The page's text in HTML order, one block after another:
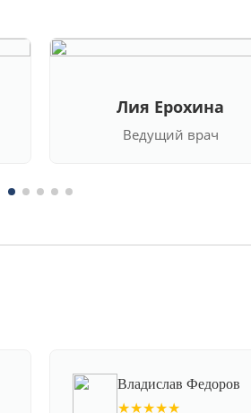
Лия Ерохина
Ведущий врач
Владислав Федоров
★★★★★